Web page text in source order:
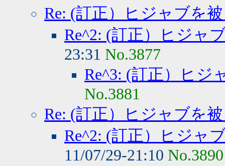
Re: (訂正）ヒジャブを
Re^2: (訂正）ヒジャ
23:31 No.3877
Re^3: (訂正）ヒジ
No.3881
Re: (訂正）ヒジャブを
Re^2: (訂正）ヒジャ
11/07/29-21:10 No.3890